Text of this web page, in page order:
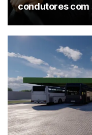
condutores com